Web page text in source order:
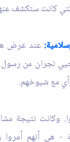
كانت ستكشف
عند عرض هذا
نجران من رسول
مع شيوخهم.
وكانت نتيجة
- هي أنهم أمروا